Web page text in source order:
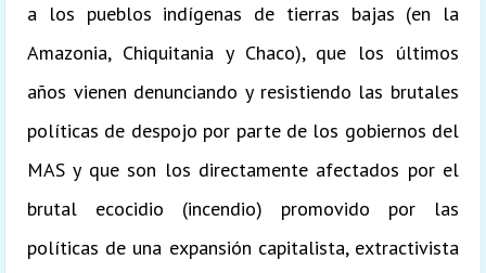
a los pueblos indígenas de tierras bajas (en la
Amazonia, Chiquitania y Chaco), que los últimos
años vienen denunciando y resistiendo las brutales
políticas de despojo por parte de los gobiernos del
MAS y que son los directamente afectados por el
brutal ecocidio (incendio) promovido por las
políticas de una expansión capitalista, extractivista